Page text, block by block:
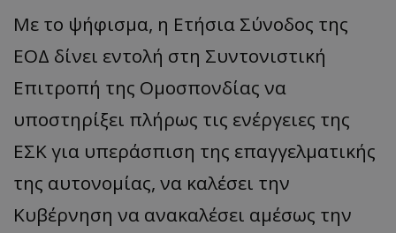
Με το ψήφισμα, η Ετήσια Σύνοδος της
ΕΟΔ δίνει εντολή στη Συντονιστική
Επιτροπή της Ομοσπονδίας να
υποστηρίξει πλήρως τις ενέργειες της
ΕΣΚ για υπεράσπιση της επαγγελματικής
της αυτονομίας, να καλέσει την
Κυβέρνηση να ανακαλέσει αμέσως την